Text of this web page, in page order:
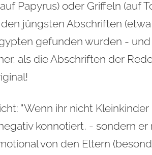
Papyrus) oder Griffeln (auf
jüngsten Abschriften
gefunden wurden -
als die Abschriften der
"Wenn ihr nicht Kleinkinder
konnotiert, - sondern
von den Eltern